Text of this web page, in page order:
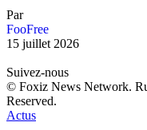
Par
FooFree
15 juillet 2026
Suivez-nous
© Foxiz News Network.
Reserved.
Actus